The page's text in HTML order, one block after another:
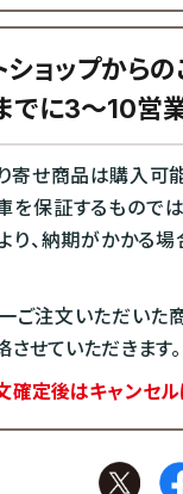
ショップから
でに3～10営
寄せ商品は購入可
を保証するもので
り、納期がかかる
ご注文いただいた
させていただきます。
定後はキャンセル